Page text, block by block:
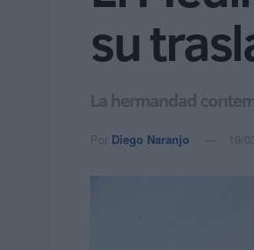
su
La hermandad
Por Diego Naranjo 19/